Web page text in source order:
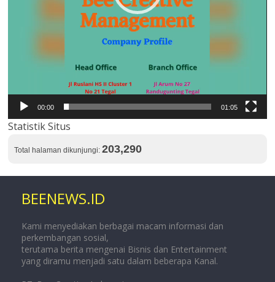
00:00 01:05
Statistik Situs
Total halaman dikunjungi:203,290
BEENEWS.ID
Kami menyediakan berbagai macam informasi dan
perkembangan sosial,
terutama berita mengenai Bisnis dan Entertainment
yang diramu menjadi satu dalam beberapa Kanal.